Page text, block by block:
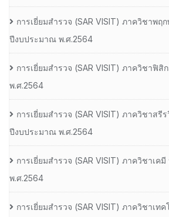
การเยี่ยมสํารวจ (SAR VISIT) ภาควิชาพฤ
ปีงบประมาณ พ.ศ.2564
การเยี่ยมสํารวจ (SAR VISIT) ภาควิชาฟิ
พ.ศ.2564
การเยี่ยมสํารวจ (SAR VISIT) ภาควิชาสรี
ปีงบประมาณ พ.ศ.2564
การเยี่ยมสํารวจ (SAR VISIT) ภาควิชาเค
พ.ศ.2564
การเยี่ยมสํารวจ (SAR VISIT) ภาควิชาเท